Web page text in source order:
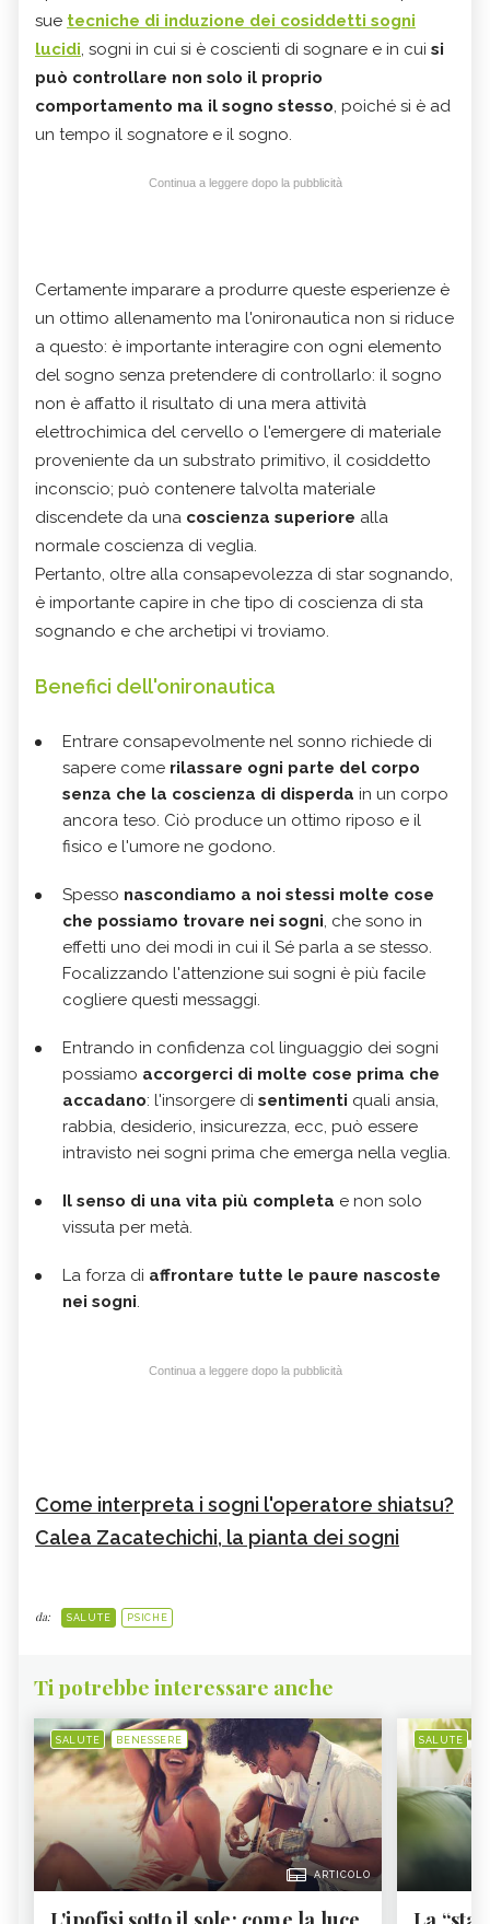
sue tecniche di induzione dei cosiddetti sogni
lucidi, sogni in cui si è coscienti di sognare e in cui si
può controllare non solo il proprio
comportamento ma il sogno stesso, poiché si è ad
un tempo il sognatore e il sogno.
Continua a leggere dopo la pubblicità
Certamente imparare a produrre queste esperienze è
un ottimo allenamento ma l'onironautica non si riduce
a questo: è importante interagire con ogni elemento
del sogno senza pretendere di controllarlo: il sogno
non è affatto il risultato di una mera attività
elettrochimica del cervello o l'emergere di materiale
proveniente da un substrato primitivo, il cosiddetto
inconscio; può contenere talvolta materiale
discendete da una coscienza superiore alla
normale coscienza di veglia.
Pertanto, oltre alla consapevolezza di star sognando,
è importante capire in che tipo di coscienza di sta
sognando e che archetipi vi troviamo.
Benefici dell'onironautica
Entrare consapevolmente nel sonno richiede di
sapere come rilassare ogni parte del corpo
senza che la coscienza di disperda in un corpo
ancora teso. Ciò produce un ottimo riposo e il
fisico e l'umore ne godono.
Spesso nascondiamo a noi stessi molte cose
che possiamo trovare nei sogni, che sono in
effetti uno dei modi in cui il Sé parla a se stesso.
Focalizzando l'attenzione sui sogni è più facile
cogliere questi messaggi.
Entrando in confidenza col linguaggio dei sogni
possiamo accorgerci di molte cose prima che
accadano: l'insorgere di sentimenti quali ansia,
rabbia, desiderio, insicurezza, ecc, può essere
intravisto nei sogni prima che emerga nella veglia.
Il senso di una vita più completa e non solo
vissuta per metà.
La forza di affrontare tutte le paure nascoste
nei sogni.
Continua a leggere dopo la pubblicità
Come interpreta i sogni l'operatore shiatsu?
Calea Zacatechichi, la pianta dei sogni
da: SALUTE PSICHE
Ti potrebbe interessare anche
SALUTE BENESSERE
ARTICOLO
SALUTE